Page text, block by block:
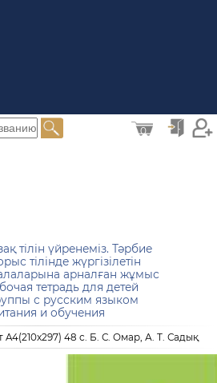
0
тілін үйренеміз. Тәрбие
тілінде жүргізілетін
арналған жұмыс
тетрадь для детей
с русским языком
и обучения
A4(210x297) 48 с. Б. С. Омар, А. Т. Садық